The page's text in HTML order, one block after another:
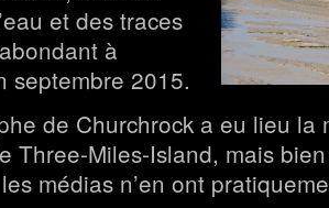
et des traces
à
septembre 2015.
de Churchrock a eu lieu la
Three-Miles-Island, mais
médias n’en ont